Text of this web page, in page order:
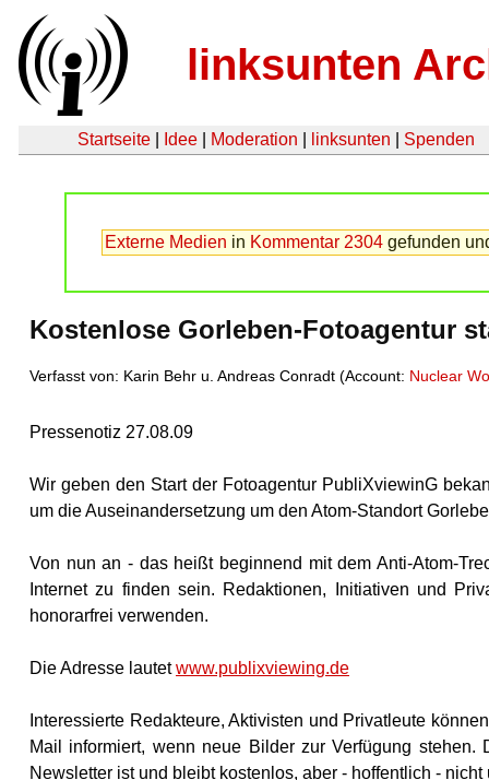
linksunten
Startseite Idee Moderation linksunten Spenden
Externe Medien in Kommentar 2304 gefunden
Kostenlose Gorleben-Fotoagentur
Verfasst von: Karin Behr u. Andreas Conradt (Account: Nuclear
Pressenotiz 27.08.09
Wir geben den Start der Fotoagentur PubliXviewinG
um die Auseinandersetzung um den Atom-Standort
Von nun an - das heißt beginnend mit dem Anti-Atom-
Internet zu finden sein. Redaktionen, Initiativen und
honorarfrei verwenden.
Die Adresse lautetwww.publixviewing.de
Interessierte Redakteure, Aktivisten und Privatleute
Mail informiert, wenn neue Bilder zur Verfügung
Newsletter ist und bleibt kostenlos, aber - hoffentlich - nicht